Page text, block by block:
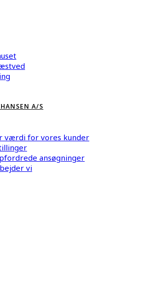
A/S
værdi for vores kunder
ansøgninger
vi